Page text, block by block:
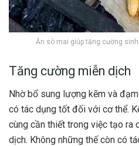
Ăn sò mai giúp tăng cường
Tăng cường miễn dịch
Nhờ bổ sung lượng kẽm và
có tác dụng tốt đối với cơ thể.
cùng cần thiết trong việc tạo ra
dịch. Không những thế còn có